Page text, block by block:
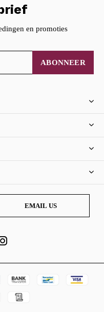
en promoties
ABONNEER
EMAIL US